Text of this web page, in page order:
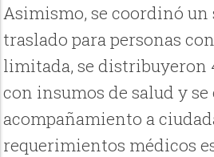
Asimismo, se coordinó un
traslado para personas
limitada, se distribuyeron
con insumos de salud y
acompañamiento a
requerimientos médicos